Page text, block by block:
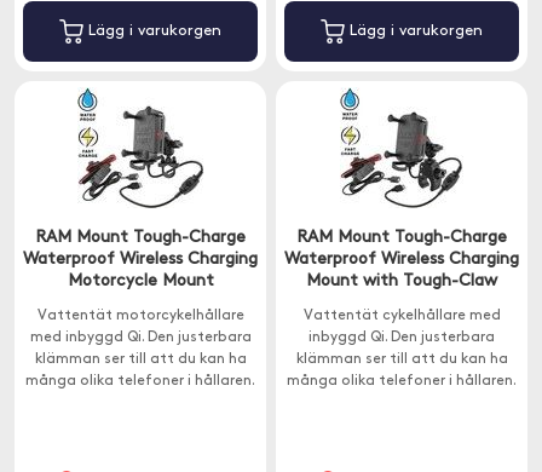
Lägg i varukorgen Lägg i varukorgen
RAM Mount Tough-Charge
Waterproof Wireless Charging
Motorcycle Mount
Vattentät motorcykelhållare
med inbyggd Qi. Den justerbara
klämman ser till att du kan ha
många olika telefoner i hållaren.
RAM Mount Tough-Charge
Waterproof Wireless Charging
Mount with Tough-Claw
Vattentät cykelhållare med
inbyggd Qi. Den justerbara
klämman ser till att du kan ha
många olika telefoner i hållaren.